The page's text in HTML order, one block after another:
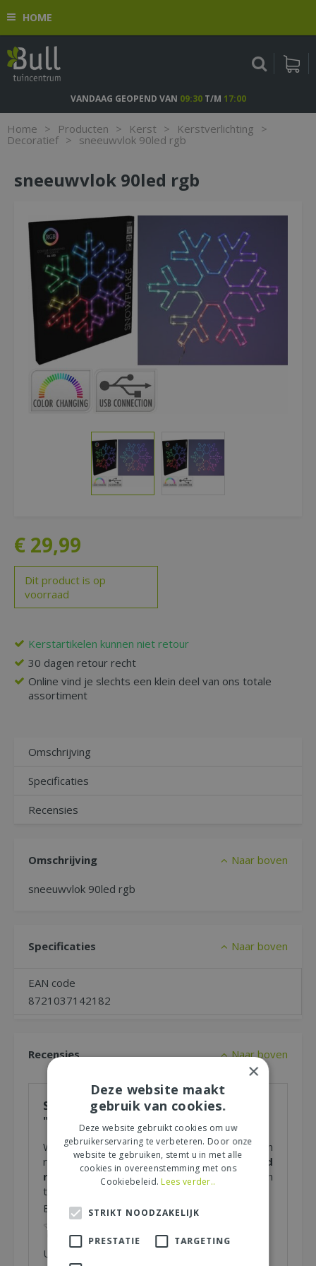
n
o
HOME
Home > Producten > Kerst > Kerstverlichting >
Decoratief > sneeuwvlok 90led rgb
VANDAAG GEOPEND VAN 09:30T/M 17:00
sneeuwvlok 90led rgb
€ 29,99
Dit product is op
voorraad
Kerstartikelen kunnen niet retour
30 dagen retour recht
Online vind je slechts een klein deel van ons totale
assortiment
Omschrijving
Specificaties
Recensies
Omschrijving Naar boven
sneeuwvlok 90led rgb
Specificaties Naar boven
EAN code
8721037142182
Recensies Naar boven
Schrijf zelf een recensie over
"sneeuwvlok 90led rgb"
Wij zijn benieuwd naar uw mening! Schrijf een
recensie over het artikel"sneeuwvlok 90led
rgb"
en maak kans op een Nationale Tuinbon
ter waarde van € 25,- !
Beoordeling:*
Uw mening over dit product:
×
Deze website maakt
gebruik van cookies.
Deze website gebruikt cookies om uw
gebruikerservaring te verbeteren. Door onze
website te gebruiken, stemt u in met alle
cookies in overeenstemming met ons
Cookiebeleid. Lees verder..
STRIKT NOODZAKELIJK
PRESTATIE TARGETING